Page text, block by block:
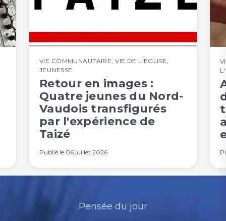
VIE COMMUNAUTAIRE,VIE DE L'EGLISE,
JEUNESSE
Retour en images :
Quatre jeunes du Nord-
Vaudois transfigurés
par l'expérience de
Taizé
Publié le 06 juillet 2026
Pensée du jour